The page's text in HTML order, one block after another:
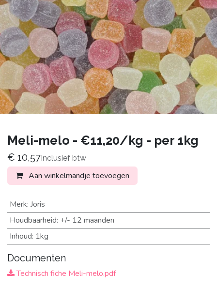
Meli-melo - €11,20/kg - per 1kg
€ 10,57Inclusief btw
Aan winkelmandje toevoegen
Merk: Joris
Houdbaarheid: +/- 12 maanden
Inhoud: 1kg
Documenten
Technisch fiche Meli-melo.pdf